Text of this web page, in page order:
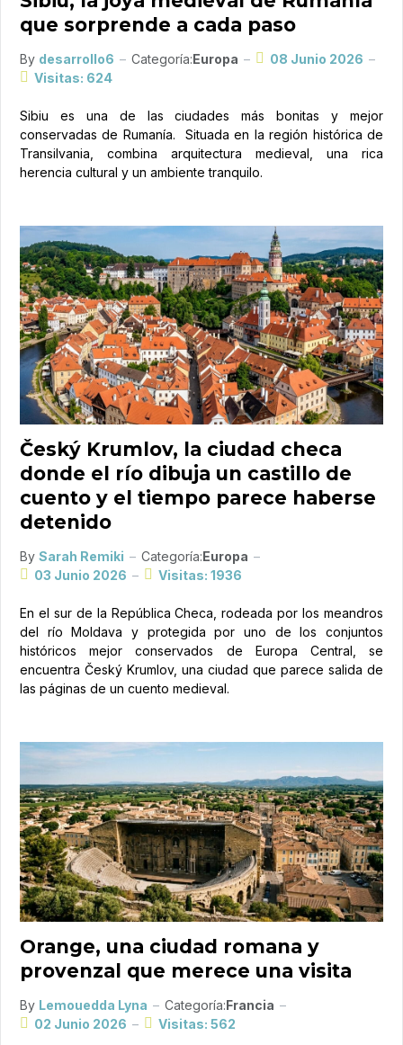
que sorprende a cada paso
By desarrollo6 Categoría:Europa
08 Junio 2026
Visitas: 624
Sibiu es una de las ciudades más bonitas y mejor
conservadas de Rumanía. Situada en la región histórica de
Transilvania, combina arquitectura medieval, una rica
herencia cultural y un ambiente tranquilo.
Český Krumlov, la ciudad checa
donde el río dibuja un castillo de
cuento y el tiempo parece haberse
detenido
By Sarah Remiki Categoría:Europa
03 Junio 2026
Visitas: 1936
En el sur de la República Checa, rodeada por los meandros
del río Moldava y protegida por uno de los conjuntos
históricos mejor conservados de Europa Central, se
encuentra Český Krumlov, una ciudad que parece salida de
las páginas de un cuento medieval.
Orange, una ciudad romana y
provenzal que merece una visita
By Lemouedda Lyna Categoría:Francia
02 Junio 2026
Visitas: 562